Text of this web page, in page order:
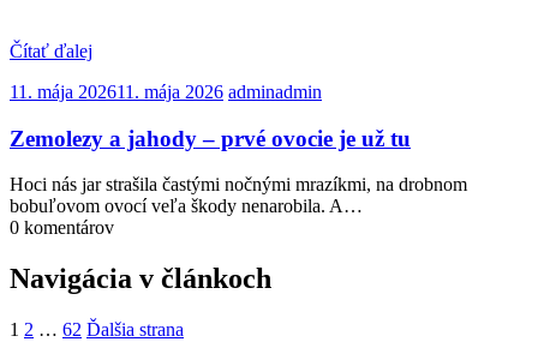
Čítať ďalej
11. mája 202611. mája 2026 adminadmin
Zemolezy a jahody – prvé ovocie je už tu
Hoci nás jar strašila častými nočnými mrazíkmi, na drobnom
bobuľovom ovocí veľa škody nenarobila. A…
0 komentárov
Navigácia v článkoch
1 2 … 62 Ďalšia strana